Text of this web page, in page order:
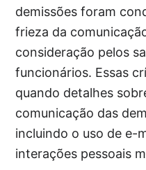
demissões foram
frieza da
consideração pelos
funcionários. Essas
quando detalhes
comunicação das
incluindo o uso de e-
interações pessoais